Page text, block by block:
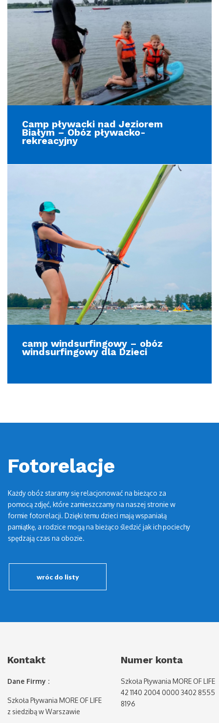
Camp pływacki nad Jeziorem
Białym – Obóz pływacko-
rekreacyjny
camp windsurfingowy – obóz
windsurfingowy dla Dzieci
Fotorelacje
Każdy obóz staramy się relacjonować na bieżąco za
pomocą zdjęć, które zamieszczamy na naszej stronie w
formie fotorelacji. Dzięki temu dzieci mają wspaniałą
pamiątkę, a rodzice mogą na bieżąco śledzić jak ich pociechy
spędzają czas na obozie.
wróc do listy
Kontakt
Dane Firmy :
Szkoła Pływania MORE OF LIFE
z siedzibą w Warszawie
Numer konta
Szkoła Pływania MORE OF LIFE
42 1140 2004 0000 3402 8555
8196